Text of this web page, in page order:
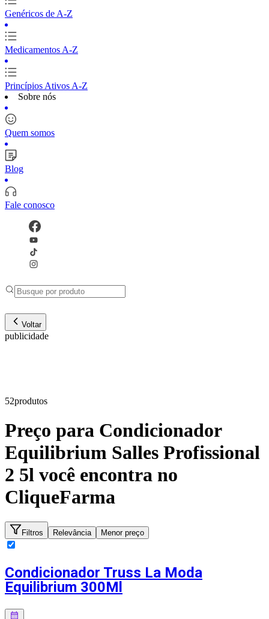
Genéricos de A-Z
Medicamentos A-Z
Princípios Ativos A-Z
Sobre nós
Quem somos
Blog
Fale conosco
Voltar
publicidade
52produtos
Preço para Condicionador
Equilibrium Salles Profissional
2 5l você encontra no
CliqueFarma
Filtros Relevância Menor preço
Condicionador Truss La Moda
Equilibrium 300Ml